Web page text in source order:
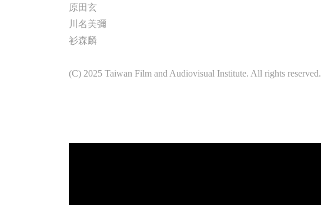
原田玄
川名美彌
衫森麟
(C) 2025 Taiwan Film and Audiovisual Institute. All rights reserved.